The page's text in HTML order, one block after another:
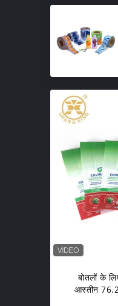
बोतलों के
आस्तीन 76.2